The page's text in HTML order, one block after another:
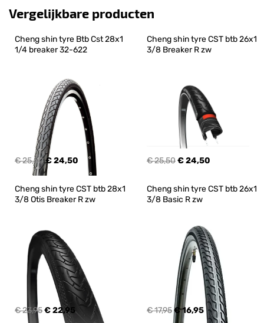
Vergelijkbare producten
Cheng shin tyre Btb Cst 28x1
1/4 breaker 32-622
€ 25,50€ 24,50
Cheng shin tyre CST btb 26x1
3/8 Breaker R zw
€ 25,50€ 24,50
Cheng shin tyre CST btb 28x1
3/8 Otis Breaker R zw
€ 23,95€ 22,95
Cheng shin tyre CST btb 26x1
3/8 Basic R zw
€ 17,95€ 16,95